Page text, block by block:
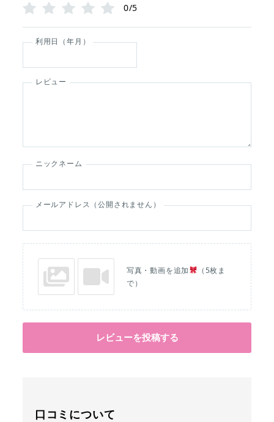
0/5
利用日（年月）
レビュー
ニックネーム
メールアドレス（公開されません）
写真・動画を追加
（5枚ま
で）
レビューを投稿する
口コミについて